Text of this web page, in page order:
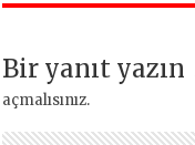
Bir yanıt yazın
açmalısınız.